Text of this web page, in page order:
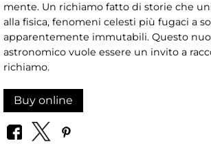
mente. Un richiamo fatto di storie che
alla fisica, fenomeni celesti più fugaci a
apparentemente immutabili. Questo
astronomico vuole essere un invito a
richiamo.
Buy online